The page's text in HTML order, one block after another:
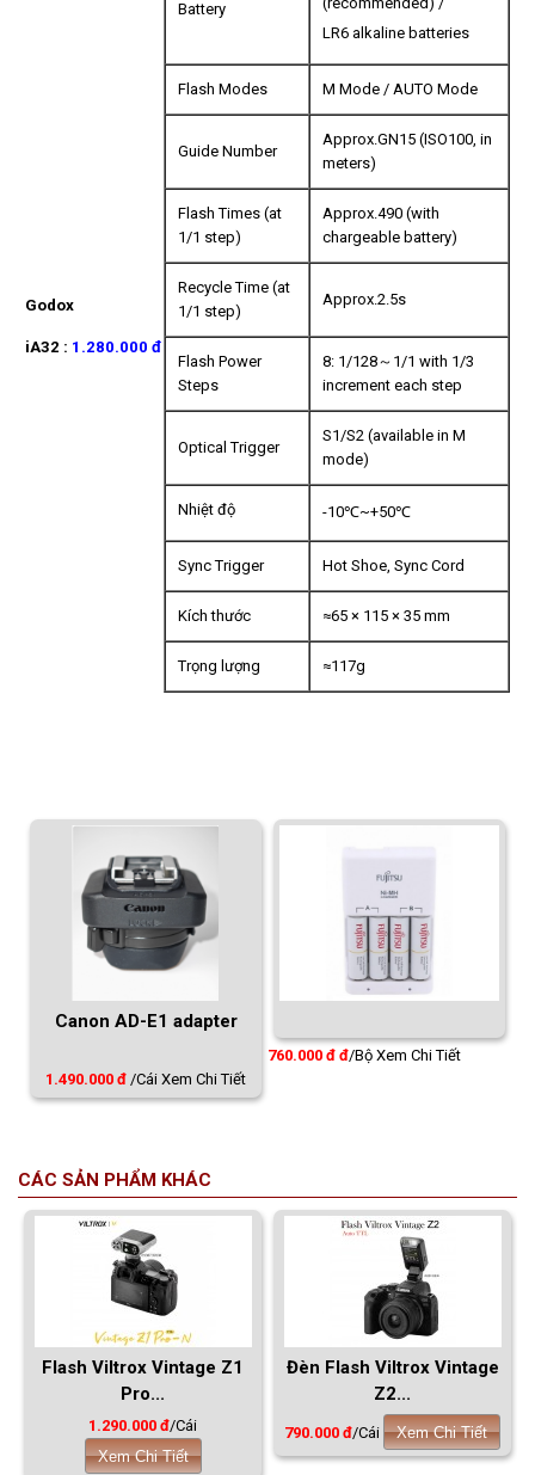
Godox
iA32 : 1.280.000 đ
Battery
LR6 alkaline batteries
Flash Modes M Mode / AUTO Mode
Guide Number
Approx.GN15 (ISO100, in
meters)
Flash Times (at
1/1 step)
Approx.490 (with
chargeable battery)
Recycle Time (at
1/1 step)
Approx.2.5s
Flash Power
Steps
8: 1/128～1/1 with 1/3
increment each step
Optical Trigger
S1/S2 (available in M
mode)
Nhiệt độ -10℃~+50℃
Sync Trigger Hot Shoe, Sync Cord
Kích thước ≈65 × 115 × 35 mm
Trọng lượng ≈117g
Canon AD-E1 adapter
1.490.000 đ /Cái Xem Chi Tiết
760.000 đ đ/Bộ Xem Chi Tiết
CÁC SẢN PHẨM KHÁC
Flash Viltrox Vintage Z1
Pro...
1.290.000 đ/Cái
Xem Chi Tiết
Đèn Flash Viltrox Vintage
Z2...
790.000 đ/Cái Xem Chi Tiết